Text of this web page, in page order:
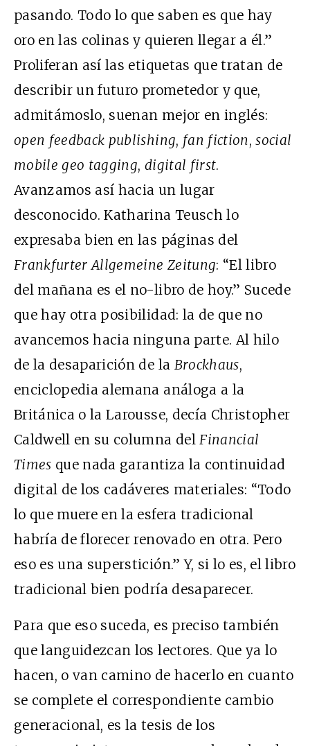
pasando. Todo lo que saben es que hay
oro en las colinas y quieren llegar a él.”
Proliferan así las etiquetas que tratan de
describir un futuro prometedor y que,
admitámoslo, suenan mejor en inglés:
open feedback publishing, fan fiction,social
mobile geo tagging, digital first.
Avanzamos así hacia un lugar
desconocido. Katharina Teusch lo
expresaba bien en las páginas del
Frankfurter Allgemeine Zeitung: “El libro
del mañana es el no-libro de hoy.” Sucede
que hay otra posibilidad: la de que no
avancemos hacia ninguna parte. Al hilo
de la desaparición de la Brockhaus,
enciclopedia alemana análoga a la
Británica o la Larousse, decía Christopher
Caldwell en su columna delFinancial
Times que nada garantiza la continuidad
digital de los cadáveres materiales: “Todo
lo que muere en la esfera tradicional
habría de florecer renovado en otra. Pero
eso es una superstición.” Y, si lo es, el libro
tradicional bien podría desaparecer.
Para que eso suceda, es preciso también
que languidezcan los lectores. Que ya lo
hacen, o van camino de hacerlo en cuanto
se complete el correspondiente cambio
generacional, es la tesis de los